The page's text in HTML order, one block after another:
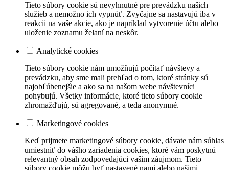
Tieto súbory cookie sú nevyhnutné pre prevádzku našich
služieb a nemožno ich vypnúť. Zvyčajne sa nastavujú iba v
reakcii na vaše akcie, ako je napríklad vytvorenie účtu alebo
uloženie zoznamu želaní na neskôr.
Analytické cookies
Tieto súbory cookie nám umožňujú počítať návštevy a
prevádzku, aby sme mali prehľad o tom, ktoré stránky sú
najobľúbenejšie a ako sa na našom webe návštevníci
pohybujú. Všetky informácie, ktoré tieto súbory cookie
zhromažďujú, sú agregované, a teda anonymné.
Marketingové cookies
Keď prijmete marketingové súbory cookie, dávate nám súhlas
umiestniť do vášho zariadenia cookies, ktoré vám poskytnú
relevantný obsah zodpovedajúci vašim záujmom. Tieto